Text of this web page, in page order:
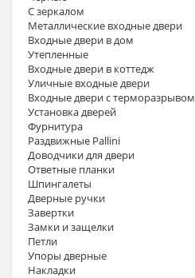
С зеркалом
Металлические входные двери
Входные двери в дом
Утепленные
Входные двери в коттедж
Уличные входные двери
Входные двери с терморазрывом
Установка дверей
Фурнитура
Раздвижные Pallini
Доводчики для двери
Ответные планки
Шпингалеты
Дверные ручки
Завертки
Замки и защелки
Петли
Упоры дверные
Накладки